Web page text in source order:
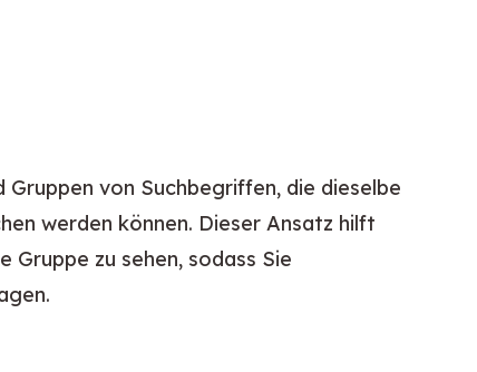
Gruppen von Suchbegriffen, die dieselbe
werden können. Dieser Ansatz hilft
zu sehen, sodass Sie